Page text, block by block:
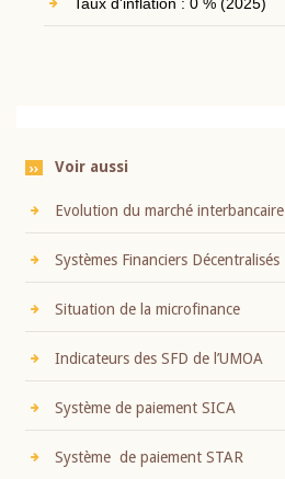
Voir aussi
Evolution du marché interbancaire
Systèmes Financiers Décentralisés
Situation de la microfinance
Indicateurs des SFD de l’UMOA
Système de paiement SICA
Système de paiement STAR